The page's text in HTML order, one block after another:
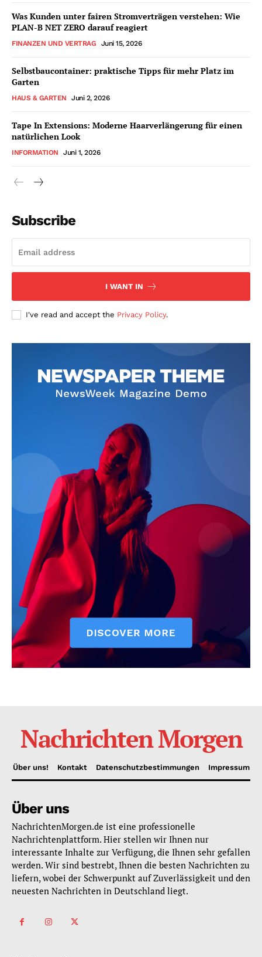
Was Kunden unter fairen Stromverträgen verstehen: Wie
PLAN-B NET ZERO darauf reagiert
FINANZEN UND VERTRAG Juni 15, 2026
Selbstbaucontainer: praktische Tipps für mehr Platz im
Garten
HAUS & GARTEN Juni 2, 2026
Tape In Extensions: Moderne Haarverlängerung für einen
natürlichen Look
INFORMATION Juni 1, 2026
Subscribe
I WANT IN
I've read and accept the Privacy Policy.
Nachrichten Morgen
Über uns! Kontakt Datenschutzbestimmungen Impressum
Über uns
NachrichtenMorgen.de ist eine professionelle
Nachrichtenplattform. Hier stellen wir Ihnen nur
interessante Inhalte zur Verfügung, die Ihnen sehr gefallen
werden. Wir sind bestrebt, Ihnen die besten Nachrichten zu
liefern, wobei der Schwerpunkt auf Zuverlässigkeit und den
neuesten Nachrichten in Deutschland liegt.